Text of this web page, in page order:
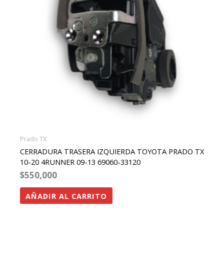
Prado TX
CERRADURA TRASERA IZQUIERDA TOYOTA PRADO TX
10-20 4RUNNER 09-13 69060-33120
$550,000
AÑADIR AL CARRITO